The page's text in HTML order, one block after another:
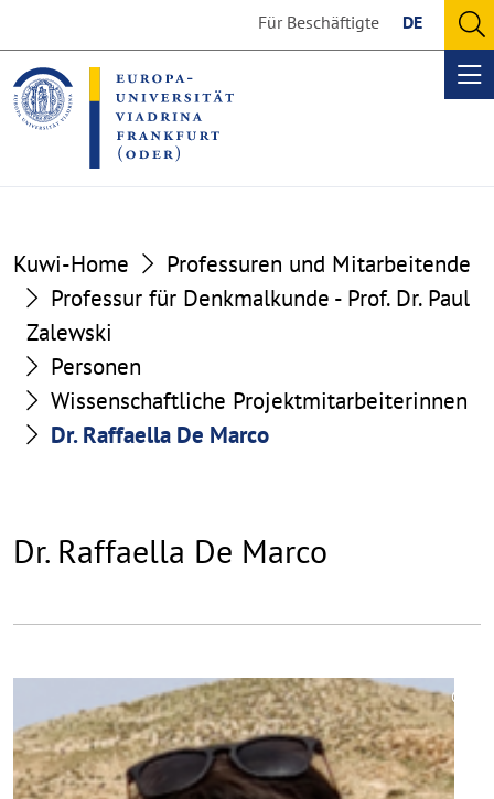
the
content
section
the
footer
section
Für Beschäftigte DE
Kuwi-Home
Professuren und Mitarbeitende
Professur für Denkmalkunde - Prof. Dr. Paul
Zalewski
Personen
Wissenschaftliche Projektmitarbeiterinnen
Dr. Raffaella De Marco
Dr. Raffaella De Marco
©